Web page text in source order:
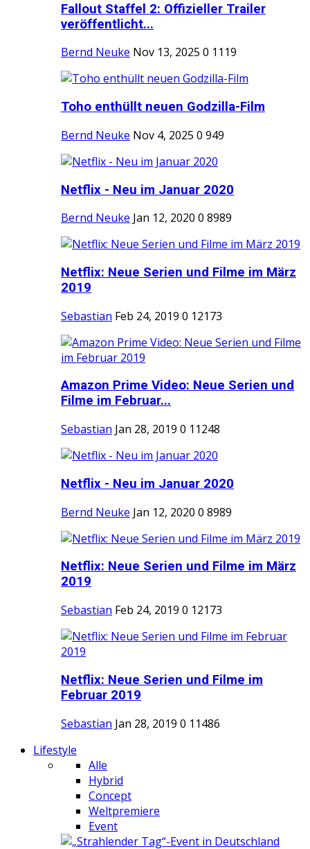
Fallout Staffel 2: Offizieller Trailer
veröffentlicht...
Bernd Neuke Nov 13, 2025 0 1119
Toho enthüllt neuen Godzilla-Film
Bernd Neuke Nov 4, 2025 0 949
Netflix - Neu im Januar 2020
Bernd Neuke Jan 12, 2020 0 8989
Netflix: Neue Serien und Filme im März
2019
Sebastian Feb 24, 2019 0 12173
Amazon Prime Video: Neue Serien und
Filme im Februar...
Sebastian Jan 28, 2019 0 11248
Netflix - Neu im Januar 2020
Bernd Neuke Jan 12, 2020 0 8989
Netflix: Neue Serien und Filme im März
2019
Sebastian Feb 24, 2019 0 12173
Netflix: Neue Serien und Filme im
Februar 2019
Sebastian Jan 28, 2019 0 11486
Lifestyle
Alle
Hybrid
Concept
Weltpremiere
Event